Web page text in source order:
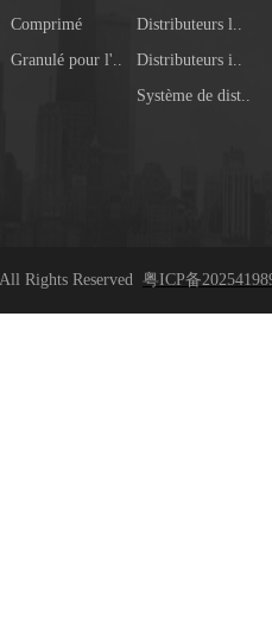
Comprimé
Granulé pour l'..
Distributeurs l..
Distributeurs i..
Système de dist..
All Rights Reserved 粤ICP备